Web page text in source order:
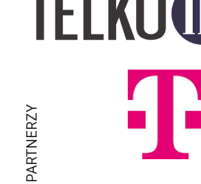
PARTNERZY